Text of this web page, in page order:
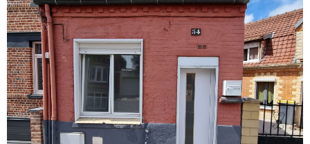
voir le
bien